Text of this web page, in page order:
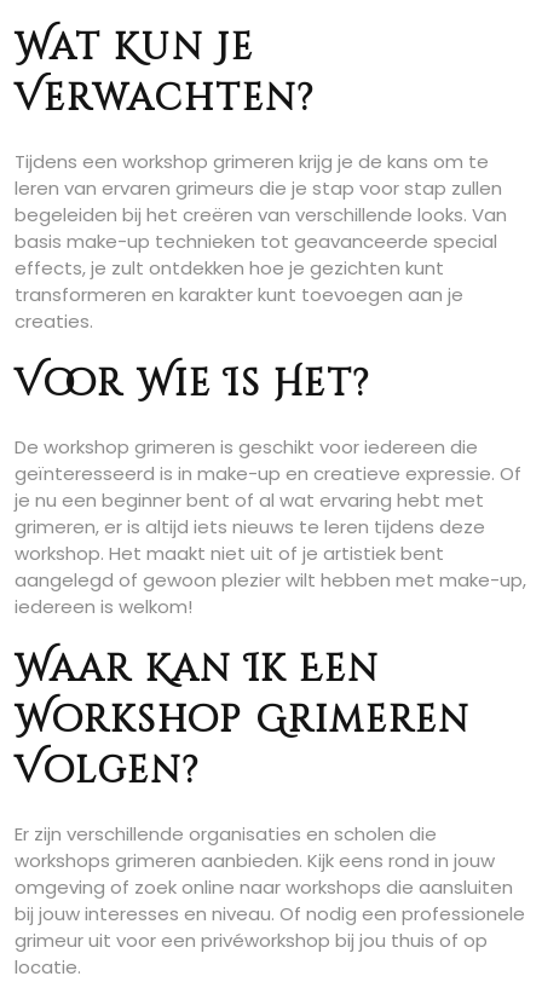
Wat Kun Je
Verwachten?
Tijdens een workshop grimeren krijg je de kans om te
leren van ervaren grimeurs die je stap voor stap zullen
begeleiden bij het creëren van verschillende looks. Van
basis make-up technieken tot geavanceerde special
effects, je zult ontdekken hoe je gezichten kunt
transformeren en karakter kunt toevoegen aan je
creaties.
Voor Wie Is Het?
De workshop grimeren is geschikt voor iedereen die
geïnteresseerd is in make-up en creatieve expressie. Of
je nu een beginner bent of al wat ervaring hebt met
grimeren, er is altijd iets nieuws te leren tijdens deze
workshop. Het maakt niet uit of je artistiek bent
aangelegd of gewoon plezier wilt hebben met make-up,
iedereen is welkom!
Waar Kan Ik Een
Workshop Grimeren
Volgen?
Er zijn verschillende organisaties en scholen die
workshops grimeren aanbieden. Kijk eens rond in jouw
omgeving of zoek online naar workshops die aansluiten
bij jouw interesses en niveau. Of nodig een professionele
grimeur uit voor een privéworkshop bij jou thuis of op
locatie.